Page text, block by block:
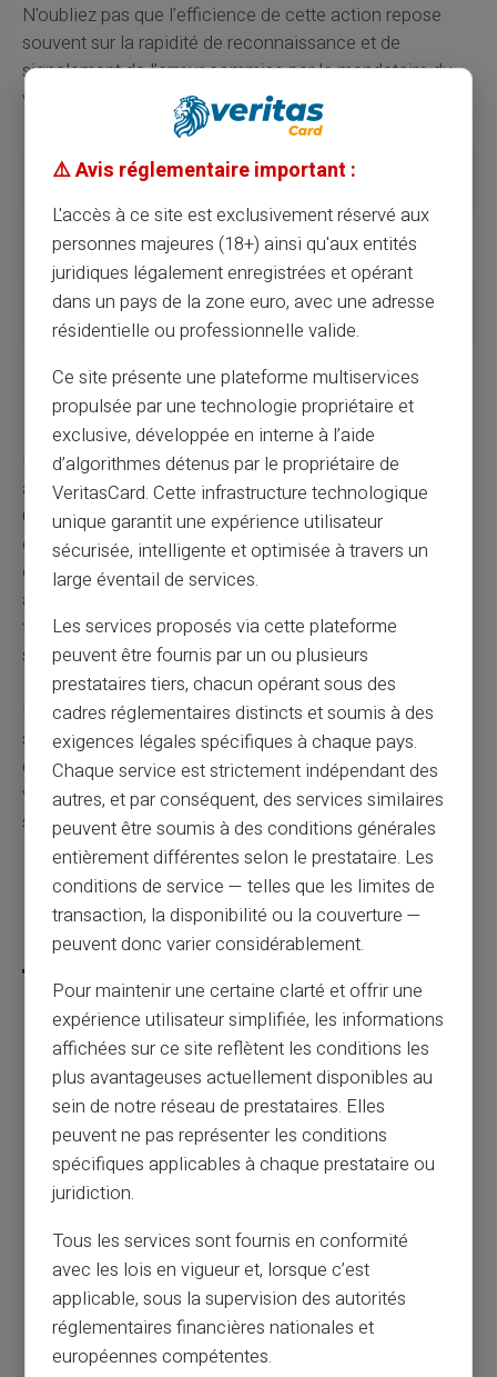
N'oubliez pas que l’efficience de cette action repose
souvent sur la rapidité de reconnaissance et de
signalement de l’erreur commise par le mandataire du
virement.
Type de virement
Délai
Complexité
Virement interne
Quelques
minutes
Faible
Virement SEPA
1-2 jours
ouvrables
Moyenne
Virement
international hors
SEPA
Jusqu'à une
semaine
Elevée
Dans cet article, nous avons exploré en détail les
aspects liés à l'annulation de virements bancaires.
Connaître les différentes formes de virements est
essentiel pour agir promptement et efficacement. En
comprenant pourquoi et comment on peut vouloir
annuler un virement, et en suivant les étapes pratiques
fournies, vous serez mieux équipé pour gérer ces
situations délicates.
Bien sûr, il reste toujours utile de vérifier les politiques
spécifiques de votre banque et d'avoir une bonne
compréhension de leurs délais et procédures. Rappelez-
vous, la rapidité est votre alliée principale dans des
situations d'annulation de virement.
Partager cet article
Iban : liste des pays qui l'utilisent pour faire
un virement bancaire
Article précédent
Dates de versements de la CAF
Article suivant
⚠️ Avis réglementaire important :
L'accès à ce site est exclusivement réservé aux
personnes majeures (18+) ainsi qu'aux entités
juridiques légalement enregistrées et opérant
dans un pays de la zone euro, avec une adresse
résidentielle ou professionnelle valide.
Ce site présente une plateforme multiservices
propulsée par une technologie propriétaire et
exclusive, développée en interne à l’aide
d’algorithmes détenus par le propriétaire de
VeritasCard. Cette infrastructure technologique
unique garantit une expérience utilisateur
sécurisée, intelligente et optimisée à travers un
large éventail de services.
Les services proposés via cette plateforme
peuvent être fournis par un ou plusieurs
prestataires tiers, chacun opérant sous des
cadres réglementaires distincts et soumis à des
exigences légales spécifiques à chaque pays.
Chaque service est strictement indépendant des
autres, et par conséquent, des services similaires
peuvent être soumis à des conditions générales
entièrement différentes selon le prestataire. Les
conditions de service — telles que les limites de
transaction, la disponibilité ou la couverture —
peuvent donc varier considérablement.
Pour maintenir une certaine clarté et offrir une
expérience utilisateur simplifiée, les informations
affichées sur ce site reflètent les conditions les
plus avantageuses actuellement disponibles au
sein de notre réseau de prestataires. Elles
peuvent ne pas représenter les conditions
spécifiques applicables à chaque prestataire ou
juridiction.
Tous les services sont fournis en conformité
avec les lois en vigueur et, lorsque c’est
applicable, sous la supervision des autorités
réglementaires financières nationales et
européennes compétentes.